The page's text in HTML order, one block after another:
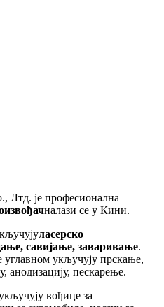
Лтд. је професионална
налази се у Кини.
ласерско
савијање, заваривање.
укључују прскање,
анодизацију, пескарење.
вођице за